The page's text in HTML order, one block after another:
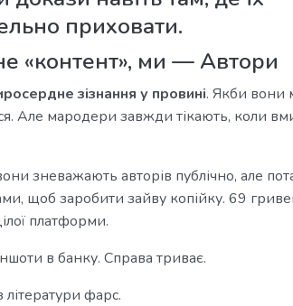
приховати.
«контент», ми — Автори
зізнання у провині. Якби вони
Але мародери завжди тікають, коли
зневажають авторів публічно, але
щоб заробити зайву копійку. 69
платформи.
в банку. Справа триває.
фарс.